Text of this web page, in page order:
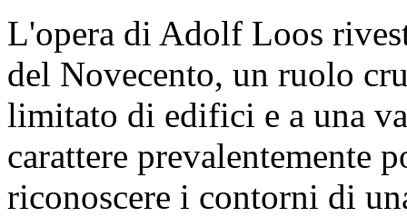
L'opera di Adolf Loos
del Novecento, un ruolo
limitato di edifici e a una
carattere prevalentemente
riconoscere i contorni di